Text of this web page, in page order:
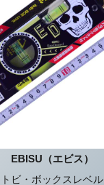
EBISU（エビス）
トビ・ボックスレベル